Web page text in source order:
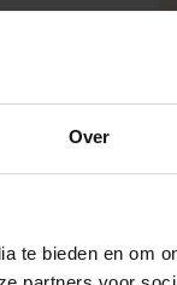
Over
te bieden en om